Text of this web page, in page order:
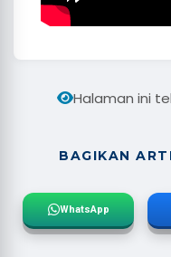
Halaman ini
BAGIKAN
WhatsApp